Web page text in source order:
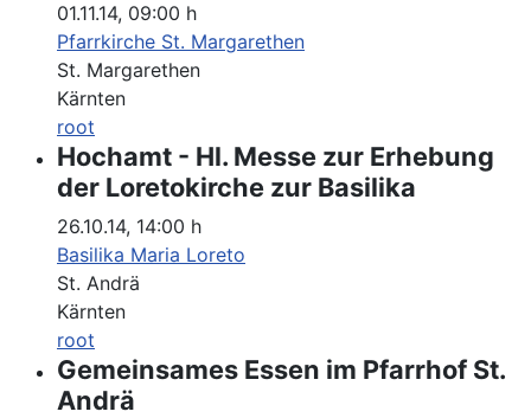
01.11.14, 09:00 h
Pfarrkirche St. Margarethen
St. Margarethen
Kärnten
root
Hochamt - Hl. Messe zur Erhebung
der Loretokirche zur Basilika
26.10.14, 14:00 h
Basilika Maria Loreto
St. Andrä
Kärnten
root
Gemeinsames Essen im Pfarrhof St.
Andrä